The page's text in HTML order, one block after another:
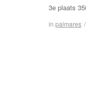
3e plaats
in palmares /